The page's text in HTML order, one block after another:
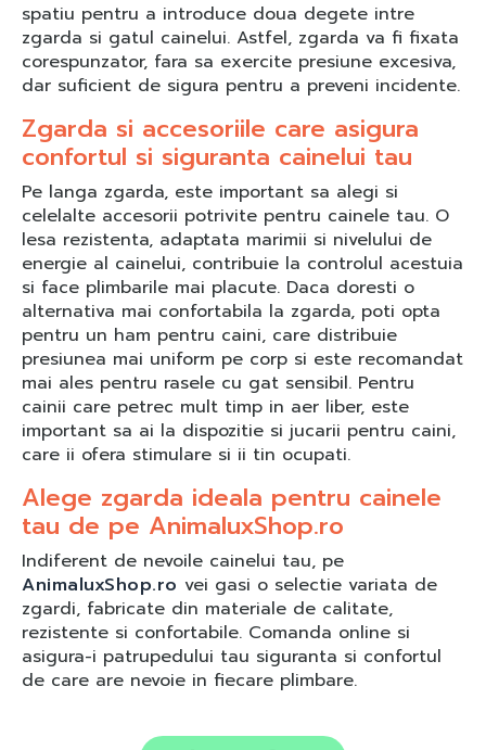
spatiu pentru a introduce doua degete intre
zgarda si gatul cainelui. Astfel, zgarda va fi fixata
corespunzator, fara sa exercite presiune excesiva,
dar suficient de sigura pentru a preveni incidente.
Zgarda si accesoriile care asigura
confortul si siguranta cainelui tau
Pe langa zgarda, este important sa alegi si
celelalte accesorii potrivite pentru cainele tau. O
lesa rezistenta, adaptata marimii si nivelului de
energie al cainelui, contribuie la controlul acestuia
si face plimbarile mai placute. Daca doresti o
alternativa mai confortabila la zgarda, poti opta
pentru un ham pentru caini, care distribuie
presiunea mai uniform pe corp si este recomandat
mai ales pentru rasele cu gat sensibil. Pentru
cainii care petrec mult timp in aer liber, este
important sa ai la dispozitie si jucarii pentru caini,
care ii ofera stimulare si ii tin ocupati.
Alege zgarda ideala pentru cainele
tau de pe AnimaluxShop.ro
Indiferent de nevoile cainelui tau, pe
AnimaluxShop.ro vei gasi o selectie variata de
zgardi, fabricate din materiale de calitate,
rezistente si confortabile. Comanda online si
asigura-i patrupedului tau siguranta si confortul
de care are nevoie in fiecare plimbare.